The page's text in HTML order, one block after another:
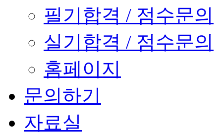
필기합격 / 점수문의
실기합격 / 점수문의
홈페이지
문의하기
자료실